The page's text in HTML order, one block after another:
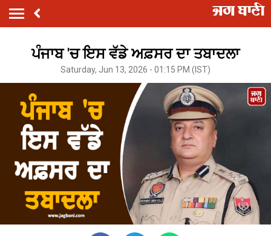
ਪੰਜਾਬ 'ਚ ਇਸ ਵੱਡੇ ਅਫ਼ਸਰ ਦਾ ਤਬਾਦਲਾ
Saturday, Jun 13, 2026 - 01:15 PM (IST)